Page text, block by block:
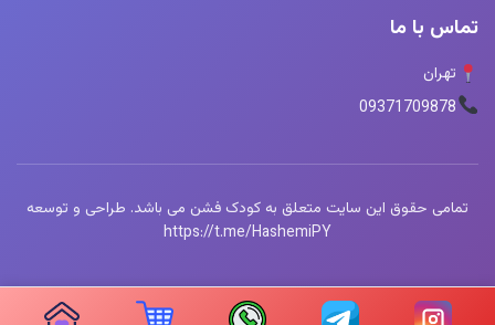
تماس با ما
تهران
09371709878
تمامی حقوق این سایت متعلق به کودک فشن می باشد. طراحی و توسعه
https://t.me/HashemiPY